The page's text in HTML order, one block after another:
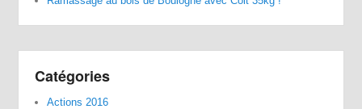
Catégories
Actions 2016